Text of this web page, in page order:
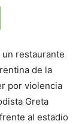
restaurante
de la
por violencia
Greta
al estadio